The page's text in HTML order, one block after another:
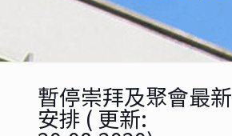
暫停崇拜及聚會最新
安排 ( 更新: